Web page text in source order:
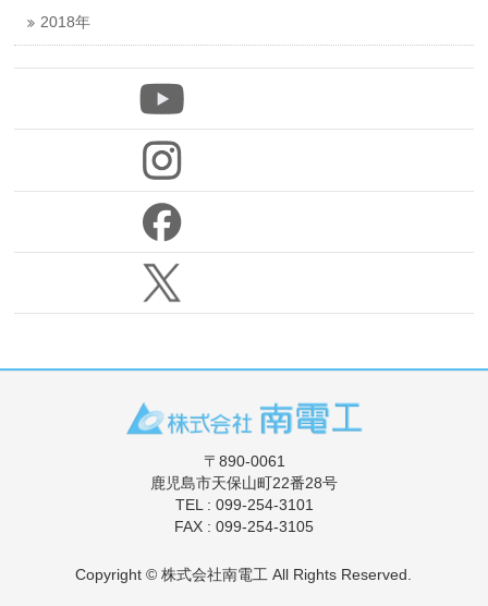
2018年
〒890-0061
鹿児島市天保山町22番28号
TEL : 099-254-3101
FAX : 099-254-3105
Copyright ©株式会社南電工 All Rights Reserved.